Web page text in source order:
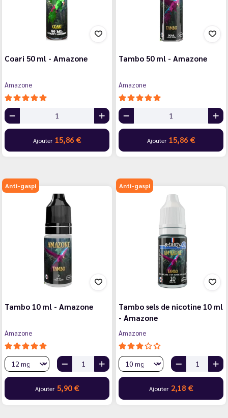
Coari 50 ml - Amazone
Amazone
Ajouter 15,86 €
Tambo 50 ml - Amazone
Amazone
Ajouter 15,86 €
Anti-gaspi
Tambo 10 ml - Amazone
Amazone
Ajouter 5,90 €
Anti-gaspi
Tambo sels de nicotine 10 ml
- Amazone
Amazone
Ajouter 2,18 €